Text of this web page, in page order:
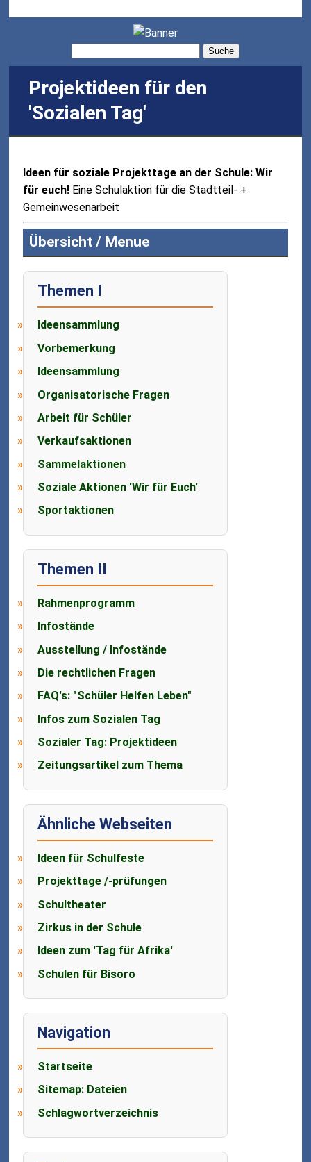
Suche
Projektideen für den
'Sozialen Tag'
Ideen für soziale Projekttage an der Schule: Wir
für euch! Eine Schulaktion für die Stadtteil- +
Gemeinwesenarbeit
Übersicht / Menue
Themen I
Ideensammlung
Vorbemerkung
Ideensammlung
Organisatorische Fragen
Arbeit für Schüler
Verkaufsaktionen
Sammelaktionen
Soziale Aktionen 'Wir für Euch'
Sportaktionen
Themen II
Rahmenprogramm
Infostände
Ausstellung / Infostände
Die rechtlichen Fragen
FAQ's: "Schüler Helfen Leben"
Infos zum Sozialen Tag
Sozialer Tag: Projektideen
Zeitungsartikel zum Thema
Ähnliche Webseiten
Ideen für Schulfeste
Projekttage /-prüfungen
Schultheater
Zirkus in der Schule
Ideen zum 'Tag für Afrika'
Schulen für Bisoro
Navigation
Startseite
Sitemap: Dateien
Schlagwortverzeichnis